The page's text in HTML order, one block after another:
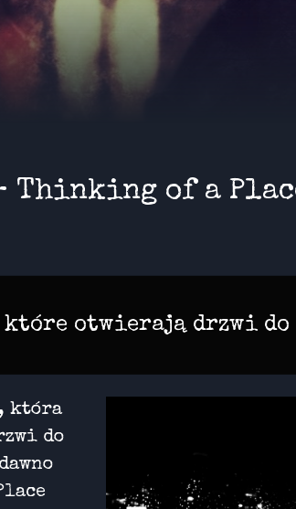
Thinking of a
otwierają drzwi do
która
do